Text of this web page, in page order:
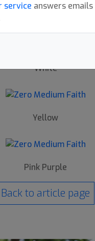
service answers
White
Yellow
Pink Purple
Back to article page